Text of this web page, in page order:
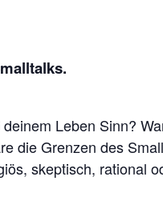
Leben Sinn?
die Grenzen des
skeptisch, rational